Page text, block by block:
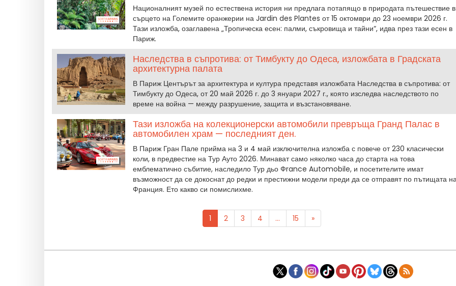
Националният музей по естествена история ни предлага потапящо в природата пътешествие в
сърцето на Големите оранжерии на Jardin des Plantes от 15 октомври до 23 ноември 2026 г.
Тази изложба, озаглавена „Тропическа есен: палми, съкровища и тайни“, идва през тази есен в
Париж.
Наследства в съпротива: от Тимбукту до Одеса, изложбата в Градската
архитектурна палата
В Париж Центърът за архитектура и култура представя изложбата Наследства в съпротива: от
Тимбукту до Одеса, от 20 май 2026 г. до 3 януари 2027 г., която изследва наследството по
време на война — между разрушение, защита и възстановяване.
Тази изложба на колекционерски автомобили превръща Гранд Палас в
автомобилен храм — последният ден.
В Париж Гран Пале прийма на 3 и 4 май изключителна изложба с повече от 230 класически
коли, в предвестие на Тур Ауто 2026. Минават само няколко часа до старта на това
емблематично събитие, наследило Тур дьо Фrance Automobile, и посетителите имат
възможност да се докоснат до редки и престижни модели преди да се отправят по пътищата
Франция. Ето какво си помислихме.
1 2 3 4 ... 15 »